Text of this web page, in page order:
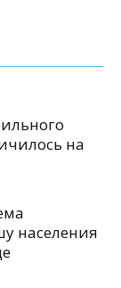
на
населения